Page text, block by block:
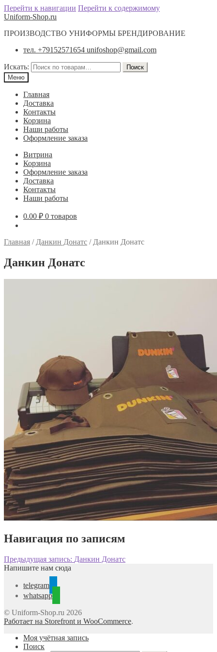
Перейти к навигации Перейти к содержимому
Uniform-Shop.ru
ПРОИЗВОДСТВО УНИФОРМЫ БРЕНДИРОВАНИЕ
тел. +79152571654 unifoshop@gmail.com
Искать:
Поиск
Меню
Главная
Доставка
Контакты
Корзина
Наши работы
Оформление заказа
Витрина
Корзина
Оформление заказа
Доставка
Контакты
Наши работы
0.00 ₽ 0 товаров
Главная / Данкин Донатс / Данкин Донатс
Данкин Донатс
Навигация по записям
Предыдущая запись: Данкин Донатс
Напишите нам сюда
telegram
whatsapp
© Uniform-Shop.ru 2026
Работает на Storefront и WooCommerce.
Моя учётная запись
Поиск